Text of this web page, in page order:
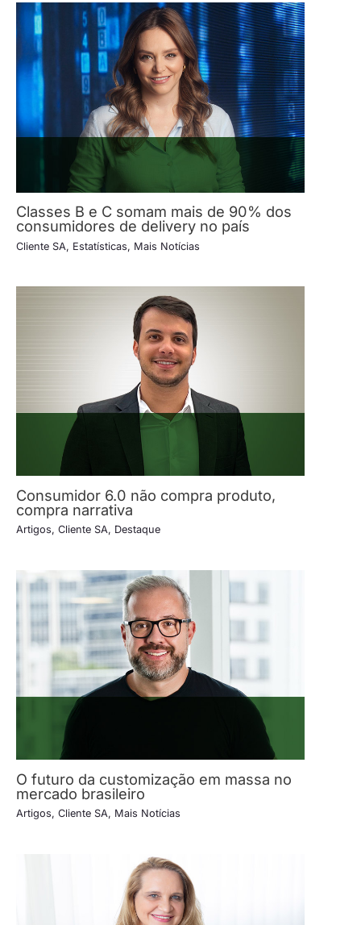
Classes B e C somam mais de 90% dos
consumidores de delivery no país
Cliente SA, Estatísticas, Mais Notícias
Consumidor 6.0 não compra produto,
compra narrativa
Artigos, Cliente SA, Destaque
O futuro da customização em massa no
mercado brasileiro
Artigos, Cliente SA, Mais Notícias